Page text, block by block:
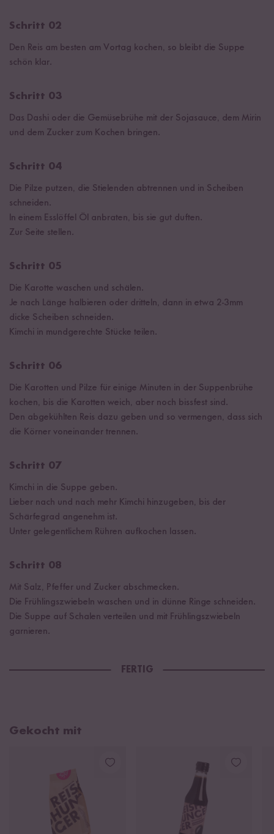
Schritt 02
Den Reis am besten am Vortag kochen, so bleibt die Suppe
schön klar.
Schritt 03
Das Dashi oder die Gemüsebrühe mit der Sojasauce, dem Mirin
und dem Zucker zum Kochen bringen.
Schritt 04
Die Pilze putzen, die Stielenden abtrennen und in Scheiben
schneiden.
In einem Esslöffel Öl anbraten, bis sie gut duften.
Zur Seite stellen.
Schritt 05
Die Karotte waschen und schälen.
Je nach Länge halbieren oder dritteln, dann in etwa 2-3mm
dicke Scheiben schneiden.
Kimchi in mundgerechte Stücke teilen.
Schritt 06
Die Karotten und Pilze für einige Minuten in der Suppenbrühe
kochen, bis die Karotten weich, aber noch bissfest sind.
Den abgekühlten Reis dazu geben und so vermengen, dass sich
die Körner voneinander trennen.
Schritt 07
Kimchi in die Suppe geben.
Lieber nach und nach mehr Kimchi hinzugeben, bis der
Schärfegrad angenehm ist.
Unter gelegentlichem Rühren aufkochen lassen.
Schritt 08
Mit Salz, Pfeffer und Zucker abschmecken.
Die Frühlingszwiebeln waschen und in dünne Ringe schneiden.
Die Suppe auf Schalen verteilen und mit Frühlingszwiebeln
garnieren.
FERTIG
Gekocht mit